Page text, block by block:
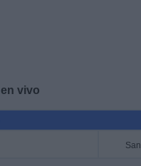
en vivo